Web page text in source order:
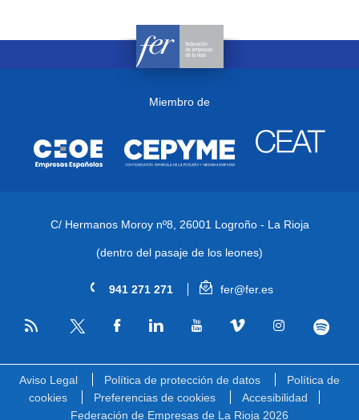
Miembro de
C/ Hermanos Moroy nº8, 26001 Logroño - La Rioja
(dentro del pasaje de los leones)
941 271 271 fer@fer.es
RSS
Aviso Legal Política de protección de datos
Política de
cookies
Preferencias de cookies
Accesibilidad
Federación de Empresas de La Rioja 2026